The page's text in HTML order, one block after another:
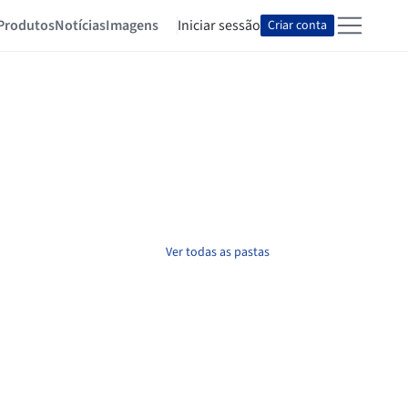
NotíciasImagens Iniciar sessão Criar conta
Ver todas as pastas